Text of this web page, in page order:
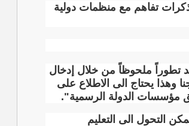
مذكرات تفاهم مع منظمات دولية
تطوراً ملحوظاً من خلال إدخال
وهذا يحتاج الى الاطلاع على
مؤسسات الدولة الرسمية".
التحول الى التعليم